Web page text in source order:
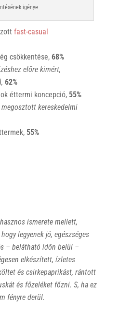
igénye
fast-casual
csökkentése, 68%
előre kimért,
62%
éttermi koncepció, 55%
kereskedelmi
55%
ismerete mellett,
legyenek jó, egészséges
– belátható időn belül –
elkészített, ízletes
és csirkepaprikást, rántott
és főzeléket főzni. S, ha ez
fényre derül.